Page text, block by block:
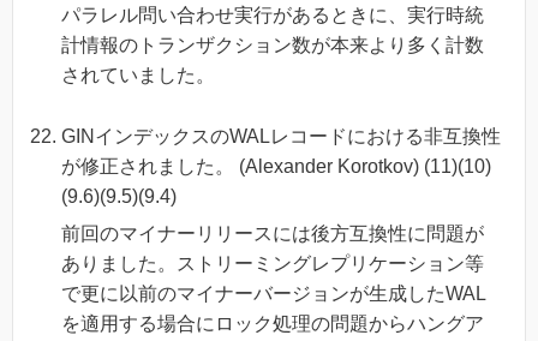
パラレル問い合わせ実行があるときに、実行時統
計情報のトランザクション数が本来より多く計数
されていました。
GINインデックスのWALレコードにおける非互換性
が修正されました。 (Alexander Korotkov) (11)(10)
(9.6)(9.5)(9.4)
前回のマイナーリリースには後方互換性に問題が
ありました。ストリーミングレプリケーション等
で更に以前のマイナーバージョンが生成したWAL
を適用する場合にロック処理の問題からハングア